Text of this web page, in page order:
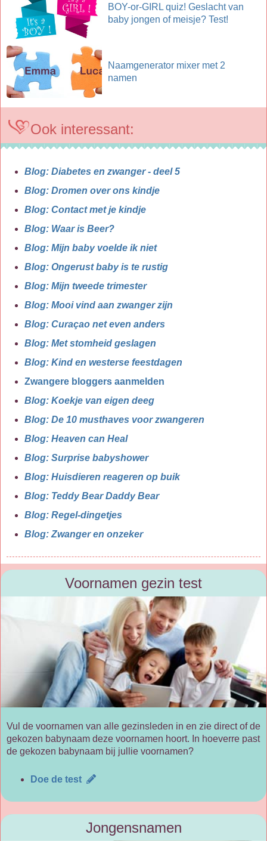
BOY-or-GIRL quiz! Geslacht van
baby jongen of meisje? Test!
Naamgenerator mixer met 2
namen
Ook interessant:
Blog: Diabetes en zwanger - deel 5
Blog: Dromen over ons kindje
Blog: Contact met je kindje
Blog: Waar is Beer?
Blog: Mijn baby voelde ik niet
Blog: Ongerust baby is te rustig
Blog: Mijn tweede trimester
Blog: Mooi vind aan zwanger zijn
Blog: Curaçao net even anders
Blog: Met stomheid geslagen
Blog: Kind en westerse feestdagen
Zwangere bloggers aanmelden
Blog: Koekje van eigen deeg
Blog: De 10 musthaves voor zwangeren
Blog: Heaven can Heal
Blog: Surprise babyshower
Blog: Huisdieren reageren op buik
Blog: Teddy Bear Daddy Bear
Blog: Regel-dingetjes
Blog: Zwanger en onzeker
Voornamen gezin test
Vul de voornamen van alle gezinsleden in en zie direct of de
gekozen babynaam deze voornamen hoort. In hoeverre past
de gekozen babynaam bij jullie voornamen?
Doe de test
Jongensnamen